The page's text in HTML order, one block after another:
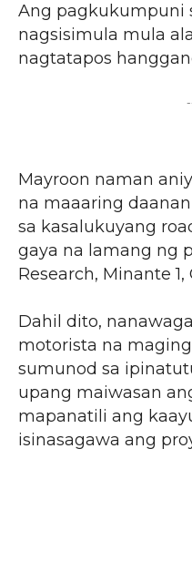
Ang pagkukumpuni
nagsisimula mula
nagtatapos
Mayroon naman
na maaaring
sa kasalukuyang
gaya na lamang ng
Research, Minante 1,
Dahil dito,
motorista na
sumunod sa
upang maiwasan
mapanatili ang
isinasagawa ang